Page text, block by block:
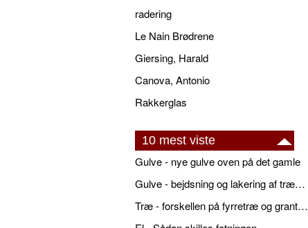
radering
Le Nain Brødrene
Giersing, Harald
Canova, Antonio
Rakkerglas
10 mest viste
Gulve - nye gulve oven på det gamle
Gulve - bejdsning og lakering af trægulve
Træ - forskellen på fyrretræ og grantræ